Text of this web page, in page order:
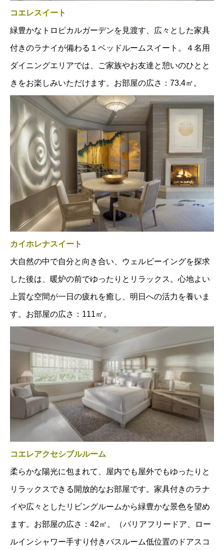
コエレスイート
緑豊かなトロピカルガーデンを見渡す、広々とした家具
付きのラナイが備わる１ベッドルームスイート。４名用
ダイニングエリアでは、ご家族やお友達と憩いのひとと
きをお楽しみいただけます。お部屋の広さ：73.4㎡。
カイホレナスイート
大自然の中で自分と向き合い、ウェルビーイングを探求
した後は、暖炉の前でゆったりとリラックス。心地よい
上質な空間が一日の疲れを癒し、明日への活力を養いま
す。お部屋の広さ：111㎡。
コエレアクセシブルルーム
柔らかな陽光に包まれて、屋内でも屋外でもゆったりと
リラックスできる開放的なお部屋です。家具付きのラナ
イや広々としたリビングルームから緑豊かな景色を望め
ます。お部屋の広さ：42㎡。（バリアフリードア、ロー
ルインシャワー手すり付きバスルーム低位置のドアスコ